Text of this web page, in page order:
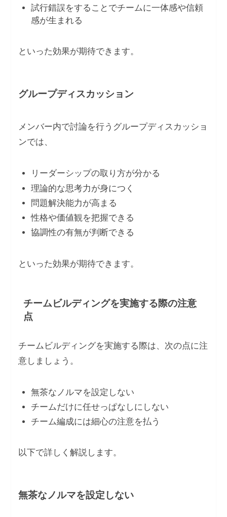
試行錯誤をすることでチームに一体感や信頼
感が生まれる
といった効果が期待できます。
グループディスカッション
メンバー内で討論を行うグループディスカッショ
ンでは、
リーダーシップの取り方が分かる
理論的な思考力が身につく
問題解決能力が高まる
性格や価値観を把握できる
協調性の有無が判断できる
といった効果が期待できます。
チームビルディングを実施する際の注意
点
チームビルディングを実施する際は、次の点に注
意しましょう。
無茶なノルマを設定しない
チームだけに任せっぱなしにしない
チーム編成には細心の注意を払う
以下で詳しく解説します。
無茶なノルマを設定しない